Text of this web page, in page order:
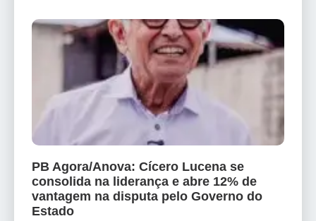
PB Agora/Anova: Cícero Lucena se
consolida na liderança e abre 12% de
vantagem na disputa pelo Governo do
Estado